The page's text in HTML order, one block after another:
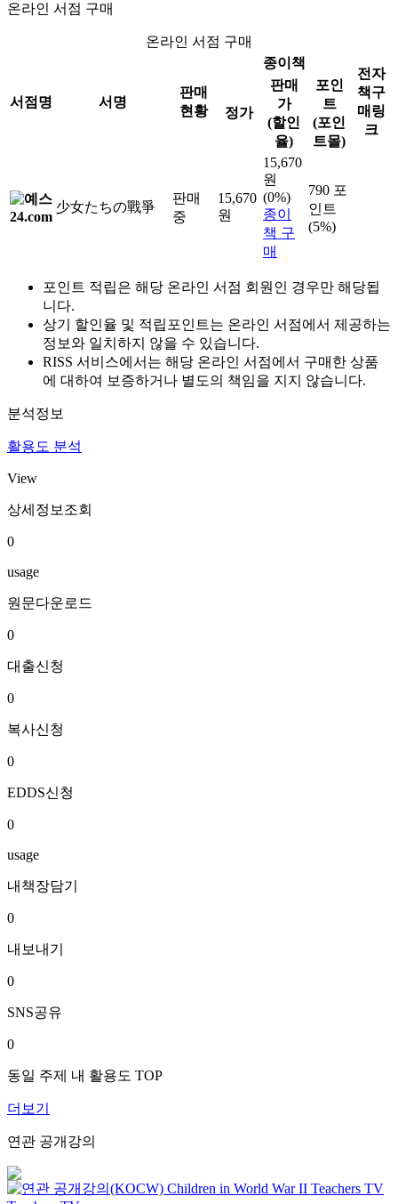
온라인 서점 구매
온라인 서점 구매
서점명 서명
판매
현황
종이책
전자
책구
매링
크
정가
판매
가
(할인
율)
포인
트
(포인
트몰)
少女たちの戰爭
판매
중
15,670
원
15,670
원
(0%)
종이
책 구
매
790 포
인트
(5%)
포인트 적립은 해당 온라인 서점 회원인 경우만 해당됩
니다.
상기 할인율 및 적립포인트는 온라인 서점에서 제공하는
정보와 일치하지 않을 수 있습니다.
RISS 서비스에서는 해당 온라인 서점에서 구매한 상품
에 대하여 보증하거나 별도의 책임을 지지 않습니다.
분석정보
활용도 분석
View
상세정보조회
0
usage
원문다운로드
0
대출신청
0
복사신청
0
EDDS신청
0
usage
내책장담기
0
내보내기
0
SNS공유
0
동일 주제 내 활용도 TOP
더보기
연관 공개강의
Children in World War II Teachers TV